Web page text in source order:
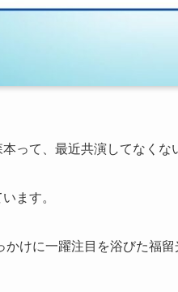
って、最近共演してなくな
ます。
かけに一躍注目を浴びた福